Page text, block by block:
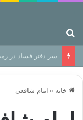
سر دفتر فساد در
خانه » امام شافعی